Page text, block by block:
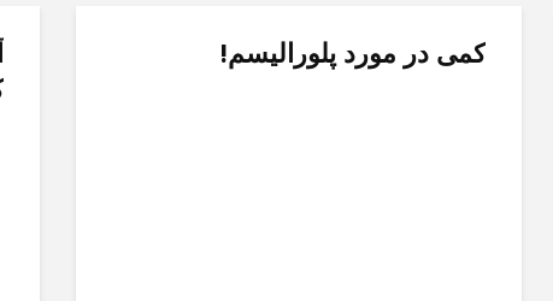
کمی در مورد پلورالیسم!